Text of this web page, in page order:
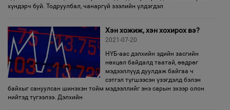
хүндэрч буй. Тодруулбал, чанаргүй зээлийн үлдэгдэл
Хэн хожиж, хэн хохирох вэ?
2021-07-20
НҮБ-аас дэлхийн эдийн засгийн
нөхцөл байдалд таатай, өөдрөг
мэдээллүүд дуулдаж байгаа ч
сэтгэл түгшээсэн үзэгдэлд бэлэн
байхыг сануулсан шинэхэн тойм мэдээллийг энэ сарын эхээр олон
нийтэд түгээлээ. Дэлхийн